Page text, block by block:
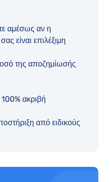
αμέσως αν η
είναι επιλέξιμη
της αποζημίωσής
ακριβή
από ειδικούς